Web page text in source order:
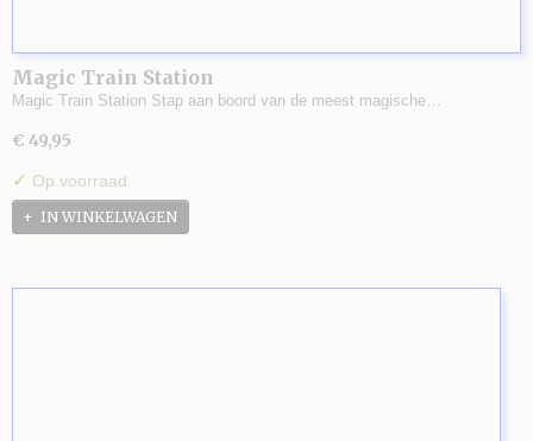
Magic Train Station
Magic Train Station Stap aan boord van de meest magische…
€ 49,95
✓ Op voorraad
IN WINKELWAGEN